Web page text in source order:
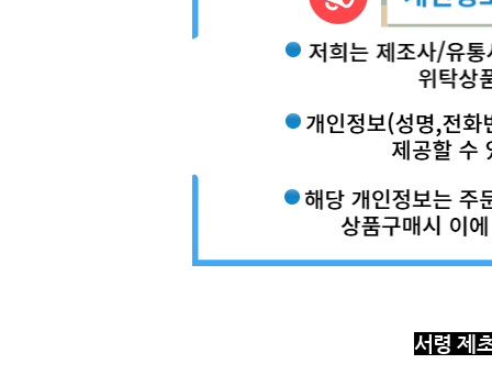
서령 제